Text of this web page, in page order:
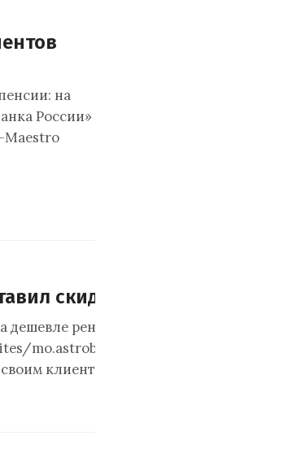
на
России»
Maestro
скидки пациентам перед
дешевле рентген и флюорографию. Фото:
mo.astrobl.ru.mokrasnojarskijselsovet/
клиентам, снизив…